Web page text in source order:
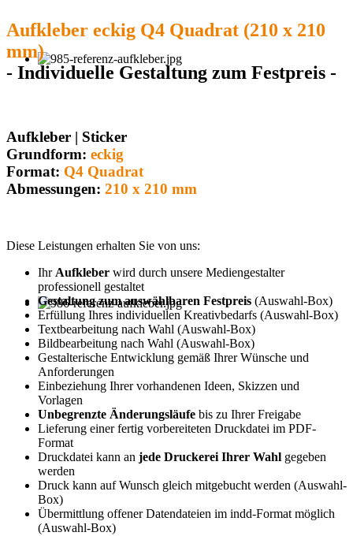
Aufkleber eckig Q4 Quadrat (210 x 210
mm)
- Individuelle Gestaltung zum Festpreis -
Aufkleber | Sticker
Grundform: eckig
Format: Q4 Quadrat
Abmessungen: 210 x 210 mm
Diese Leistungen erhalten Sie von uns:
Ihr Aufkleber wird durch unsere Mediengestalter
professionell gestaltet
Gestaltung zum auswählbaren Festpreis (Auswahl-Box)
Erfüllung Ihres individuellen Kreativbedarfs (Auswahl-Box)
Textbearbeitung nach Wahl (Auswahl-Box)
Bildbearbeitung nach Wahl (Auswahl-Box)
Gestalterische Entwicklung gemäß Ihrer Wünsche und
Anforderungen
Einbeziehung Ihrer vorhandenen Ideen, Skizzen und
Vorlagen
Unbegrenzte Änderungsläufe bis zu Ihrer Freigabe
Lieferung einer fertig vorbereiteten Druckdatei im PDF-
Format
Druckdatei kann an jede Druckerei Ihrer Wahl gegeben
werden
Druck kann auf Wunsch gleich mitgebucht werden (Auswahl-
Box)
Übermittlung offener Datendateien im indd-Format möglich
(Auswahl-Box)